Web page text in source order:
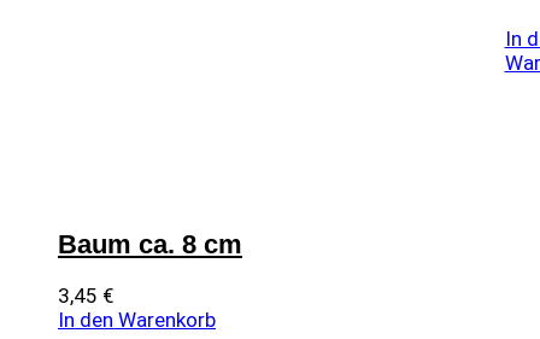
In
Baum ca. 8 cm
3,45 €
In den Warenkorb